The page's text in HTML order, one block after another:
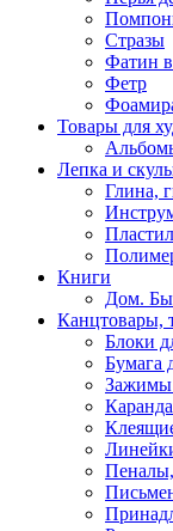
Стразы
Фатин
Фетр
Товары для
Лепка и
Глина,
Книги
Дом.
Канцтовары,
Блоки
Бумага
Зажимы